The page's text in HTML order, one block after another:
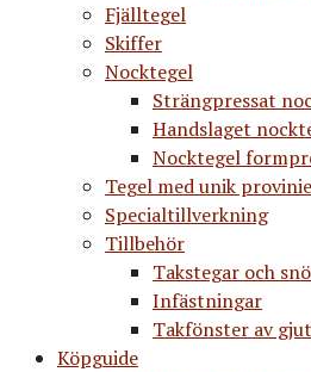
Fjälltegel
Skiffer
Nocktegel
Strängpressat
Handslaget
Nocktegel
Tegel med unik
Specialtillverkning
Tillbehör
Takstegar och
Infästningar
Takfönster av
Köpguide